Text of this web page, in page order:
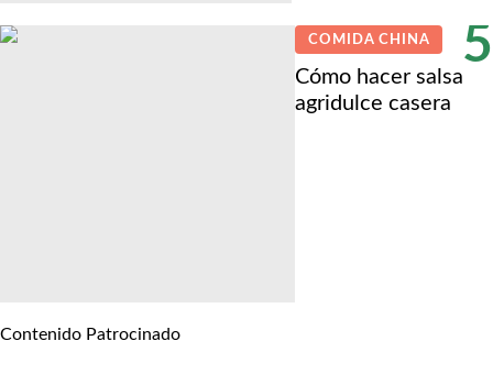
5
COMIDA CHINA
Cómo hacer salsa
agridulce casera
Contenido Patrocinado